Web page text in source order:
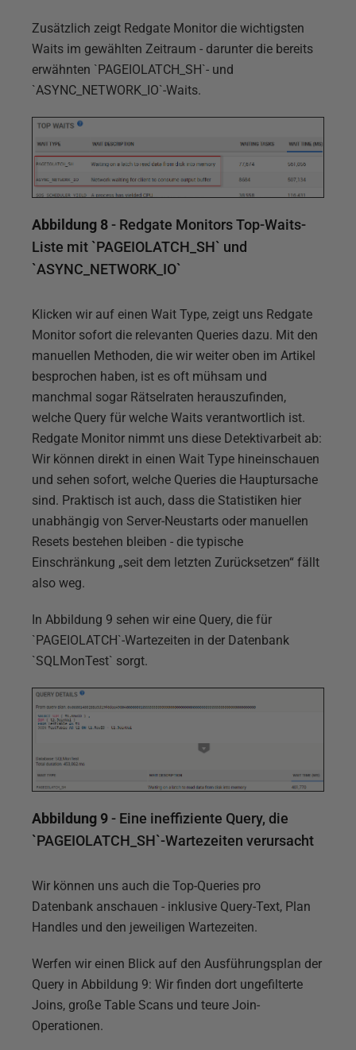
Zusätzlich zeigt Redgate Monitor die wichtigsten
Waits im gewählten Zeitraum - darunter die bereits
erwähnten `PAGEIOLATCH_SH`- und
`ASYNC_NETWORK_IO`-Waits.
Abbildung 8- Redgate Monitors Top-Waits-
Liste mit `PAGEIOLATCH_SH` und
`ASYNC_NETWORK_IO`
Klicken wir auf einen Wait Type, zeigt uns Redgate
Monitor sofort die relevanten Queries dazu. Mit den
manuellen Methoden, die wir weiter oben im Artikel
besprochen haben, ist es oft mühsam und
manchmal sogar Rätselraten herauszufinden,
welche Query für welche Waits verantwortlich ist.
Redgate Monitor nimmt uns diese Detektivarbeit ab:
Wir können direkt in einen Wait Type hineinschauen
und sehen sofort, welche Queries die Hauptursache
sind. Praktisch ist auch, dass die Statistiken hier
unabhängig von Server-Neustarts oder manuellen
Resets bestehen bleiben - die typische
Einschränkung „seit dem letzten Zurücksetzen“ fällt
also weg.
In Abbildung 9 sehen wir eine Query, die für
`PAGEIOLATCH`-Wartezeiten in der Datenbank
`SQLMonTest` sorgt.
Abbildung 9- Eine ineffiziente Query, die
`PAGEIOLATCH_SH`-Wartezeiten verursacht
Wir können uns auch die Top-Queries pro
Datenbank anschauen - inklusive Query-Text, Plan
Handles und den jeweiligen Wartezeiten.
Werfen wir einen Blick auf den Ausführungsplan der
Query in Abbildung 9: Wir finden dort ungefilterte
Joins, große Table Scans und teure Join-
Operationen.